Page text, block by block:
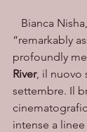
“remarkably
profoundly
River, il nuovo
settembre. Il
intense a